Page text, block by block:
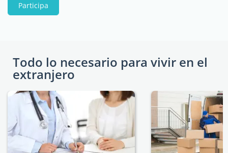
Participa
Todo lo necesario para vivir en el
extranjero